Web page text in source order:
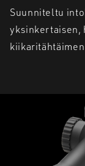
Suunniteltu
yksinkertaisen,